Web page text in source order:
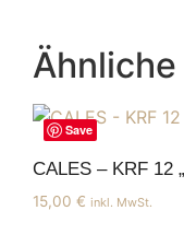
Save
CALES – KRF 12
15,00 € inkl. MwSt.